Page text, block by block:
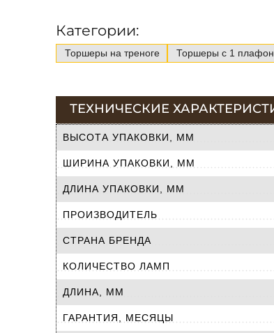
Категории:
Торшеры на треноге Торшеры с 1
ТЕХНИЧЕСКИЕ
ВЫСОТА УПАКОВКИ, ММ
ШИРИНА УПАКОВКИ, ММ
ДЛИНА УПАКОВКИ, ММ
ПРОИЗВОДИТЕЛЬ
СТРАНА БРЕНДА
КОЛИЧЕСТВО ЛАМП
ДЛИНА, ММ
ГАРАНТИЯ, МЕСЯЦЫ